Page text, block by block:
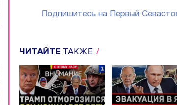
Подпишитесь на Первый
ЧИТАЙТЕ ТАКЖЕ